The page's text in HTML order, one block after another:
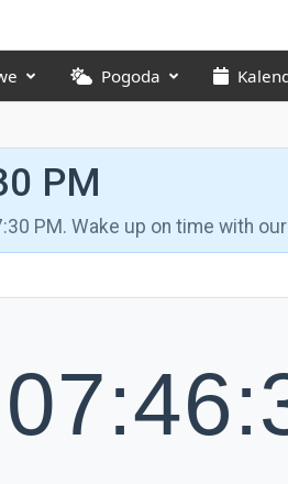
Pogoda
PM
PM. Wake up on time with